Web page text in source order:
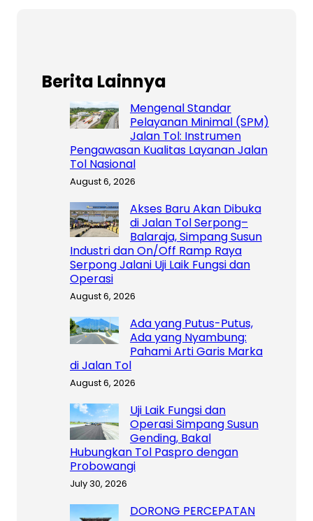
Berita Lainnya
Mengenal Standar
Pelayanan Minimal (SPM)
Jalan Tol: Instrumen
Pengawasan Kualitas Layanan Jalan
Tol Nasional
August 6, 2026
Akses Baru Akan Dibuka
di Jalan Tol Serpong–
Balaraja, Simpang Susun
Industri dan On/Off Ramp Raya
Serpong Jalani Uji Laik Fungsi dan
Operasi
August 6, 2026
Ada yang Putus-Putus,
Ada yang Nyambung:
Pahami Arti Garis Marka
di Jalan Tol
August 6, 2026
Uji Laik Fungsi dan
Operasi Simpang Susun
Gending, Bakal
Hubungkan Tol Paspro dengan
Probowangi
July 30, 2026
DORONG PERCEPATAN